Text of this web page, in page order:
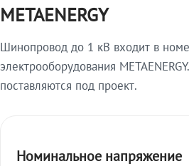
METAENERGY
Шинопровод до 1 кВ входит в
электрооборудования
поставляются под проект.
Номинальное напряжение